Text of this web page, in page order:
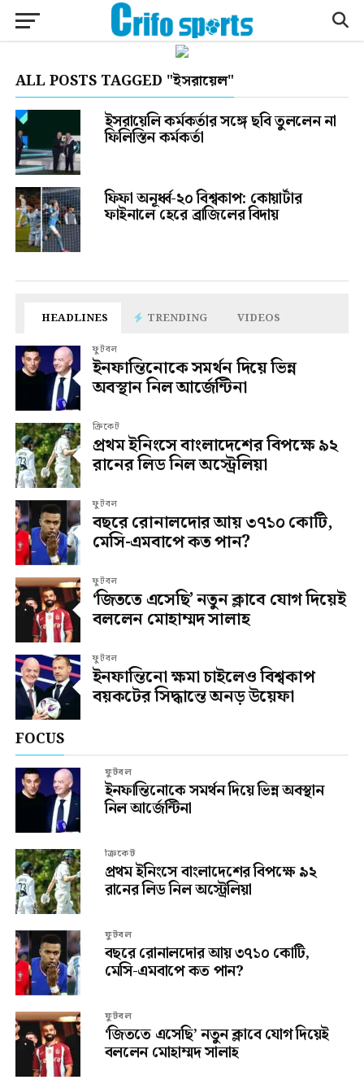
ALL POSTS TAGGED "ইসরায়েল"
ইসরায়েলি কর্মকর্তার সঙ্গে ছবি তুললেন না
ফিলিস্তিন কর্মকর্তা
ফিফা অনূর্ধ্ব-২০ বিশ্বকাপ: কোয়ার্টার
ফাইনালে হেরে ব্রাজিলের বিদায়
HEADLINES TRENDING VIDEOS
ফুটবল
ইনফান্তিনোকে সমর্থন দিয়ে ভিন্ন
অবস্থান নিল আর্জেন্টিনা
ক্রিকেট
প্রথম ইনিংসে বাংলাদেশের বিপক্ষে ৯২
রানের লিড নিল অস্ট্রেলিয়া
ফুটবল
বছরে রোনালদোর আয় ৩৭১০ কোটি,
মেসি-এমবাপে কত পান?
ফুটবল
‘জিততে এসেছি’ নতুন ক্লাবে যোগ দিয়েই
বললেন মোহাম্মদ সালাহ
ফুটবল
ইনফান্তিনো ক্ষমা চাইলেও বিশ্বকাপ
বয়কটের সিদ্ধান্তে অনড় উয়েফা
FOCUS
ফুটবল
ইনফান্তিনোকে সমর্থন দিয়ে ভিন্ন অবস্থান
নিল আর্জেন্টিনা
ক্রিকেট
প্রথম ইনিংসে বাংলাদেশের বিপক্ষে ৯২
রানের লিড নিল অস্ট্রেলিয়া
ফুটবল
বছরে রোনালদোর আয় ৩৭১০ কোটি,
মেসি-এমবাপে কত পান?
ফুটবল
‘জিততে এসেছি’ নতুন ক্লাবে যোগ দিয়েই
বললেন মোহাম্মদ সালাহ